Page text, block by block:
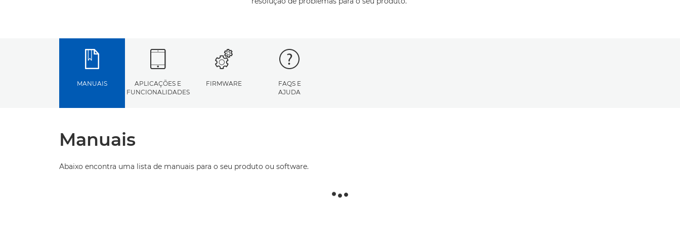
MANUAIS
APLICAÇÕES E
FUNCIONALIDADES
FIRMWARE
FAQS E
AJUDA
Manuais
Abaixo encontra uma lista de manuais para o seu produto ou software.